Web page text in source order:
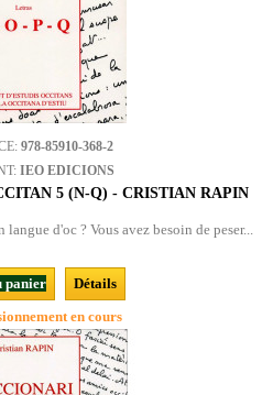
978-85910-368-2
IEO EDICIONS
5 (N-Q) - CRISTIAN RAPIN
d'oc ? Vous avez besoin de peser...
panier
Détails
en cours